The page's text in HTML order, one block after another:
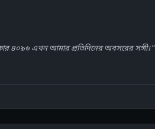
৪০৯৬ এখন আমার প্রতিদিনের অবসরের সঙ্গী।"